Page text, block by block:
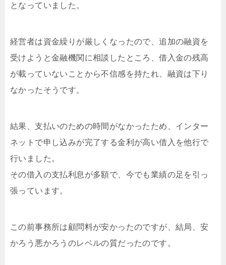
となっていました。
経営者は資金繰りが厳しくなったので、追加の融資を
受けようと金融機関に相談したところ、借入金の残高
が載っていないことから不信感を持たれ、融資は下り
なかったそうです。
結果、支払いのための時間がなかったため、インター
ネットで申し込みが完了する金利が高い借入を他行で
行いました。
その借入の支払利息が多額で、今でも業績の足を引っ
張っています。
この前事務所は顧問料が安かったのですが、結局、安
かろう悪かろうのレベルの質だったのです。